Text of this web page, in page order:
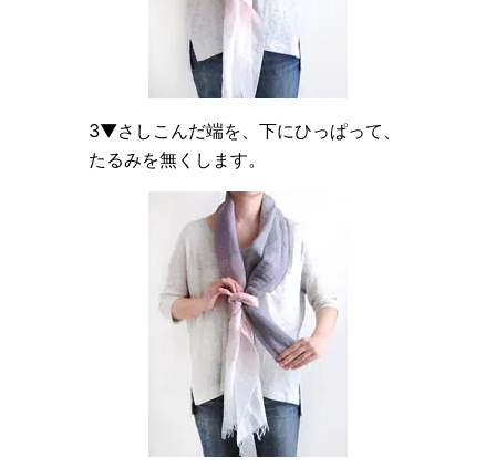
3▼さしこんだ端を、下にひっぱって、
たるみを無くします。